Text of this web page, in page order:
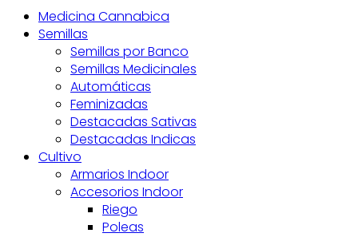
Medicina Cannabica
Semillas
Semillas por Banco
Semillas Medicinales
Automáticas
Feminizadas
Destacadas Sativas
Destacadas Indicas
Cultivo
Armarios Indoor
Accesorios Indoor
Riego
Poleas